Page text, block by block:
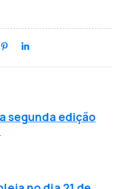
segunda edição